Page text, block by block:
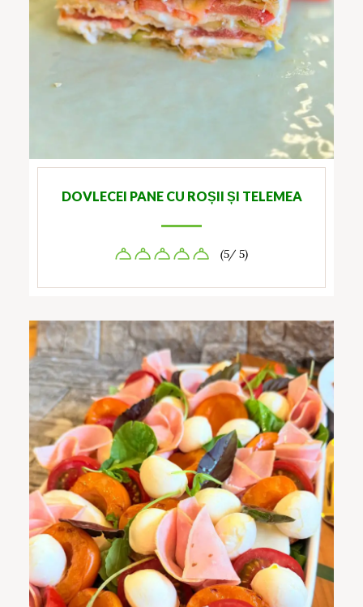
DOVLECEI PANE CU ROȘII ȘI TELEMEA
(5/ 5)